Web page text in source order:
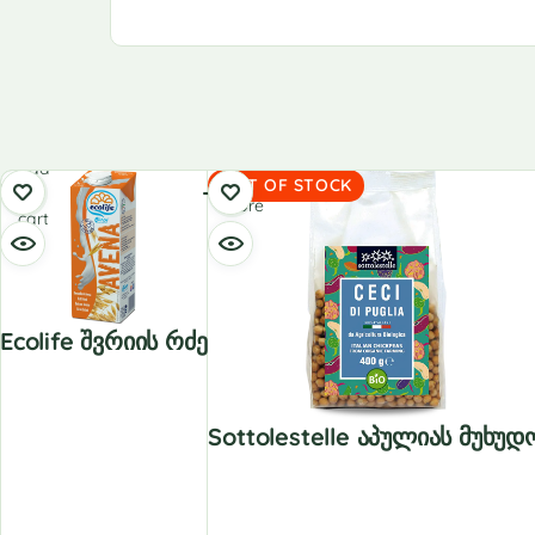
Ecolife Შვრიის Რძე
Add
to
cart
OUT OF STOCK
Sottolestelle Აპულიას
Read
more